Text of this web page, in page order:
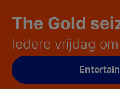
The Gold
Iedere vrijdag